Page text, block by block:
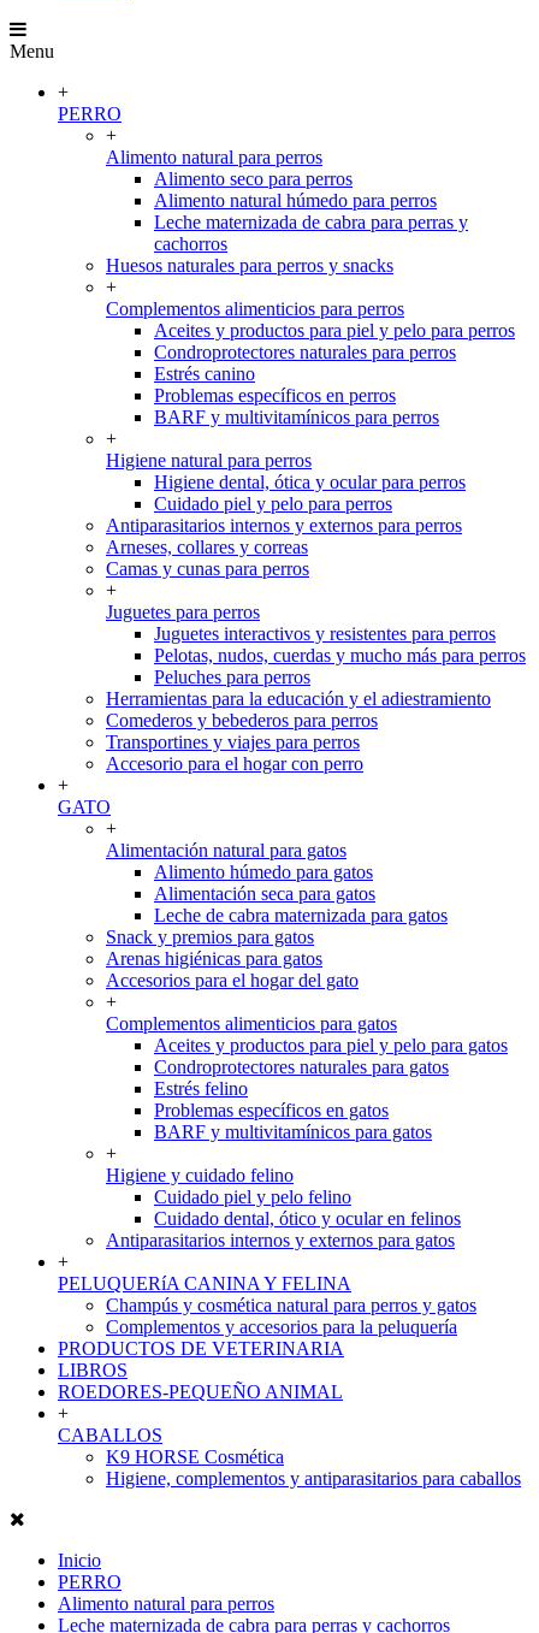
Menu
+
PERRO
+
Alimento natural para perros
Alimento seco para perros
Alimento natural húmedo para perros
Leche maternizada de cabra para perras y
cachorros
Huesos naturales para perros y snacks
+
Complementos alimenticios para perros
Aceites y productos para piel y pelo para perros
Condroprotectores naturales para perros
Estrés canino
Problemas específicos en perros
BARF y multivitamínicos para perros
+
Higiene natural para perros
Higiene dental, ótica y ocular para perros
Cuidado piel y pelo para perros
Antiparasitarios internos y externos para perros
Arneses, collares y correas
Camas y cunas para perros
+
Juguetes para perros
Juguetes interactivos y resistentes para perros
Pelotas, nudos, cuerdas y mucho más para perros
Peluches para perros
Herramientas para la educación y el adiestramiento
Comederos y bebederos para perros
Transportines y viajes para perros
Accesorio para el hogar con perro
+
GATO
+
Alimentación natural para gatos
Alimento húmedo para gatos
Alimentación seca para gatos
Leche de cabra maternizada para gatos
Snack y premios para gatos
Arenas higiénicas para gatos
Accesorios para el hogar del gato
+
Complementos alimenticios para gatos
Aceites y productos para piel y pelo para gatos
Condroprotectores naturales para gatos
Estrés felino
Problemas específicos en gatos
BARF y multivitamínicos para gatos
+
Higiene y cuidado felino
Cuidado piel y pelo felino
Cuidado dental, ótico y ocular en felinos
Antiparasitarios internos y externos para gatos
+
PELUQUERíA CANINA Y FELINA
Champús y cosmética natural para perros y gatos
Complementos y accesorios para la peluquería
PRODUCTOS DE VETERINARIA
LIBROS
ROEDORES-PEQUEÑO ANIMAL
+
CABALLOS
K9 HORSE Cosmética
Higiene, complementos y antiparasitarios para caballos
Inicio
PERRO
Alimento natural para perros
Leche maternizada de cabra para perras y cachorros